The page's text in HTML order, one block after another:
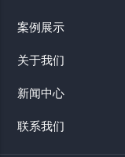
案例展示
关于我们
新闻中心
联系我们